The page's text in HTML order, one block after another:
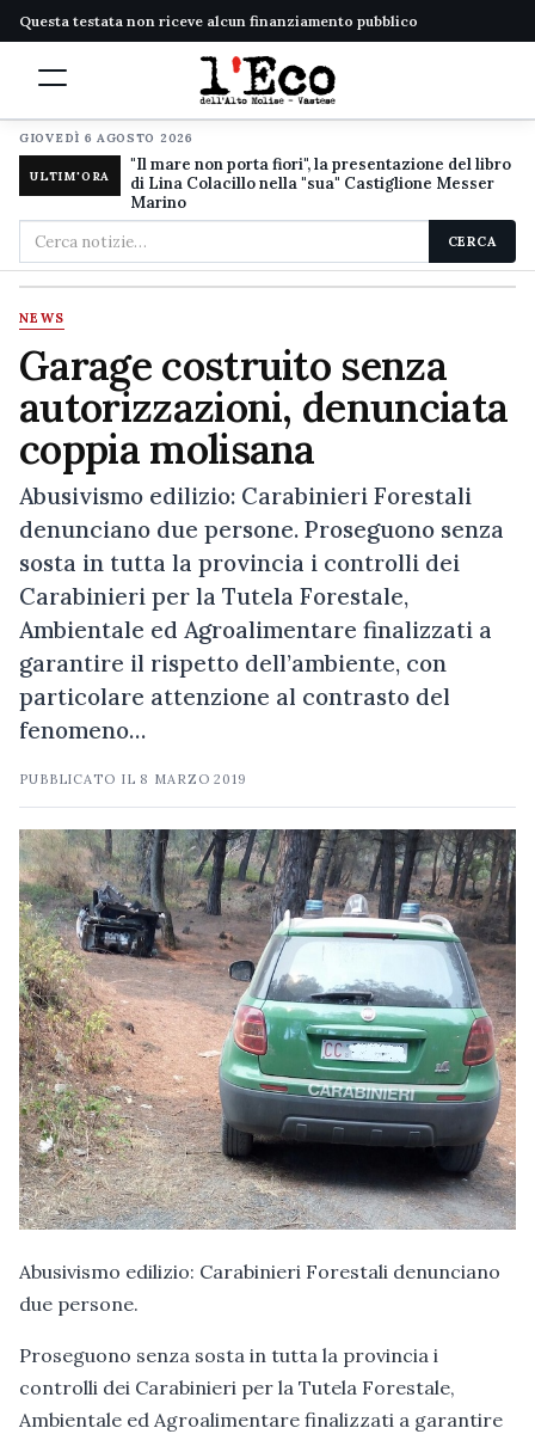
Questa testata non riceve alcun finanziamento pubblico
GIOVEDÌ 6 AGOSTO 2026
ULTIM'ORA
"Il mare non porta fiori", la presentazione del libro
di Lina Colacillo nella "sua" Castiglione Messer
Marino
Cerca
nel
sito
CERCA
NEWS
Garage costruito senza
autorizzazioni, denunciata
coppia molisana
Abusivismo edilizio: Carabinieri Forestali
denunciano due persone. Proseguono senza
sosta in tutta la provincia i controlli dei
Carabinieri per la Tutela Forestale,
Ambientale ed Agroalimentare finalizzati a
garantire il rispetto dell’ambiente, con
particolare attenzione al contrasto del
fenomeno…
PUBBLICATO IL 8 MARZO 2019
Abusivismo edilizio: Carabinieri Forestali denunciano
due persone.
Proseguono senza sosta in tutta la provincia i
controlli dei Carabinieri per la Tutela Forestale,
Ambientale ed Agroalimentare finalizzati a garantire